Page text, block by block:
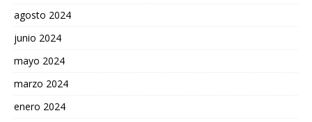
agosto 2024
junio 2024
mayo 2024
marzo 2024
enero 2024